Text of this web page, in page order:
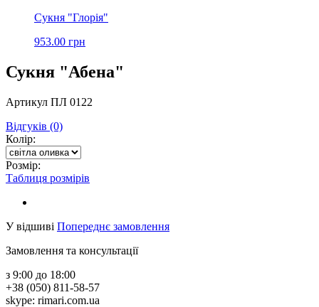
Сукня "Глорія"
953.00 грн
Сукня "Абена"
Артикул ПЛ 0122
Відгуків (0)
Колір:
Розмір:
Таблиця розмірів
У відшиві Попереднє замовлення
Замовлення та консультації
з 9:00 до 18:00
+38 (050) 811-58-57
skype: rimari.com.ua